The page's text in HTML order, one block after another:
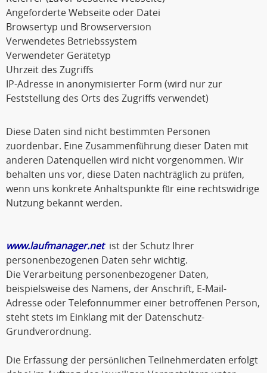
Angeforderte Webseite oder Datei
Browsertyp und Browserversion
Verwendetes Betriebssystem
Verwendeter Gerätetyp
Uhrzeit des Zugriffs
IP-Adresse in anonymisierter Form (wird nur zur
Feststellung des Orts des Zugriffs verwendet)
Diese Daten sind nicht bestimmten Personen
zuordenbar. Eine Zusammenführung dieser Daten mit
anderen Datenquellen wird nicht vorgenommen. Wir
behalten uns vor, diese Daten nachträglich zu prüfen,
wenn uns konkrete Anhaltspunkte für eine rechtswidrige
Nutzung bekannt werden.
www.laufmanager.netist der Schutz Ihrer
personenbezogenen Daten sehr wichtig.
Die Verarbeitung personenbezogener Daten,
beispielsweise des Namens, der Anschrift, E-Mail-
Adresse oder Telefonnummer einer betroffenen Person,
steht stets im Einklang mit der Datenschutz-
Grundverordnung.
Die Erfassung der persönlichen Teilnehmerdaten erfolgt